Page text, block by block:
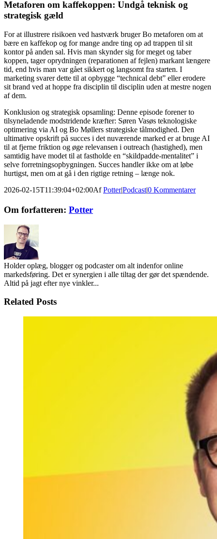
Metaforen om kaffekoppen: Undgå teknisk og
strategisk gæld
For at illustrere risikoen ved hastværk bruger Bo metaforen om at
bære en kaffekop og for mange andre ting op ad trappen til sit
kontor på anden sal. Hvis man skynder sig for meget og taber
koppen, tager oprydningen (reparationen af fejlen) markant længere
tid, end hvis man var gået sikkert og langsomt fra starten. I
marketing svarer dette til at opbygge “technical debt” eller erodere
sit brand ved at hoppe fra disciplin til disciplin uden at mestre nogen
af dem.
Konklusion og strategisk opsamling: Denne episode forener to
tilsyneladende modstridende kræfter: Søren Vasøs teknologiske
optimering via AI og Bo Møllers strategiske tålmodighed. Den
ultimative opskrift på succes i det nuværende marked er at bruge AI
til at fjerne friktion og øge relevansen i outreach (hastighed), men
samtidig have modet til at fastholde en “skildpadde-mentalitet” i
selve forretningsopbygningen. Succes handler ikke om at løbe
hurtigst, men om at gå i den rigtige retning – længe nok.
2026-02-15T11:39:04+02:00AfPotter|Podcast|0 Kommentarer
Facebook
Twitter
LinkedIn
Email
Om forfatteren: Potter
Holder oplæg, blogger og podcaster om alt indenfor online
markedsføring. Det er synergien i alle tiltag der gør det spændende.
Altid på jagt efter nye vinkler...
Related Posts